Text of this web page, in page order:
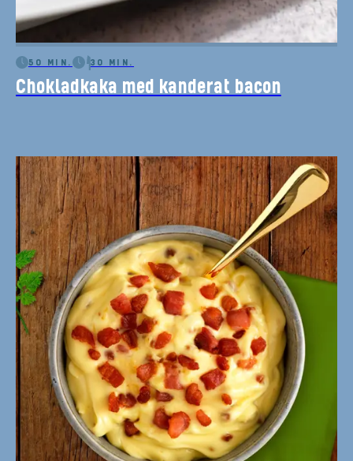
50 MIN. 30 MIN.
Chokladkaka med kanderat bacon